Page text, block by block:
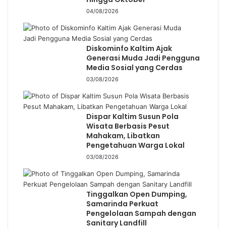
04/08/2026
Diskominfo Kaltim Ajak
Generasi Muda Jadi Pengguna
Media Sosial yang Cerdas
03/08/2026
Dispar Kaltim Susun Pola
Wisata Berbasis Pesut
Mahakam, Libatkan
Pengetahuan Warga Lokal
03/08/2026
Tinggalkan Open Dumping,
Samarinda Perkuat
Pengelolaan Sampah dengan
Sanitary Landfill